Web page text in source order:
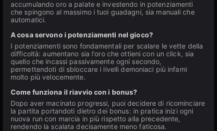
accumulando oro a palate e investendo in potenziamenti
che spingono al massimo i tuoi guadagni, sia manuali che
automatici.
A cosa servono i potenziamenti nel gioco?
I potenziamenti sono fondamentali per scalare le vette della
difficoltà: aumentano sia l'oro che ottieni con un click, sia
quello che incassi passivamente ogni secondo,
permettendoti di sbloccare i livelli demoniaci più infami
molto più velocemente.
Come funziona il riavvio con i bonus?
Dopo aver macinato progressi, puoi decidere di ricominciare
la partita portandoti dietro dei bonus: in pratica inizi ogni
nuova run con marcia in più rispetto alla precedente,
rendendo la scalata decisamente meno faticosa.